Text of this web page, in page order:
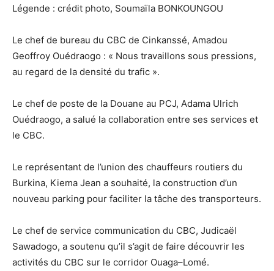
Légende : crédit photo, Soumaïla BONKOUNGOU
Le chef de bureau du CBC de Cinkanssé, Amadou
Geoffroy Ouédraogo : « Nous travaillons sous pressions,
au regard de la densité du trafic ».
Le chef de poste de la Douane au PCJ, Adama Ulrich
Ouédraogo, a salué la collaboration entre ses services et
le CBC.
Le représentant de l’union des chauffeurs routiers du
Burkina, Kiema Jean a souhaité, la construction d’un
nouveau parking pour faciliter la tâche des transporteurs.
Le chef de service communication du CBC, Judicaël
Sawadogo, a soutenu qu’il s’agit de faire découvrir les
activités du CBC sur le corridor Ouaga–Lomé.